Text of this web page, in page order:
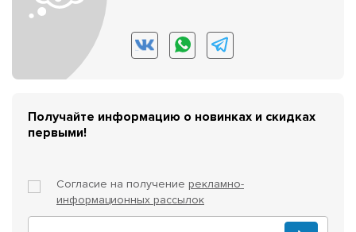
Получайте информацию о новинках и скидках
первыми!
Согласие на получение рекламно-
информационных рассылок